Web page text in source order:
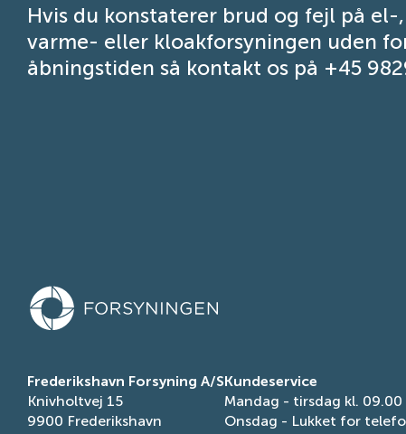
Hvis du konstaterer brud og fejl på el-
varme- eller kloakforsyningen uden
åbningstiden så kontakt os på +45
Frederikshavn Forsyning A/S
Knivholtvej 15
9900 Frederikshavn
Kundeservice
Mandag - tirsdag kl. 09.00
Onsdag - Lukket for